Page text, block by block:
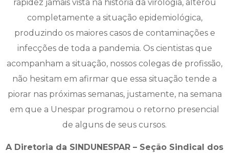
rapidez jamais vista na história da virologia, alterou
completamente a situação epidemiológica,
produzindo os maiores casos de contaminações e
infecções de toda a pandemia. Os cientistas que
acompanham a situação, nossos colegas de profissão,
não hesitam em afirmar que essa situação tende a
piorar nas próximas semanas, justamente, na semana
em que a Unespar programou o retorno presencial
de alguns de seus cursos.
A Diretoria da SINDUNESPAR – Seção Sindical dos